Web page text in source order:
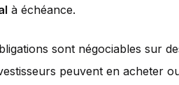
à échéance.
sont négociables sur
peuvent en acheter